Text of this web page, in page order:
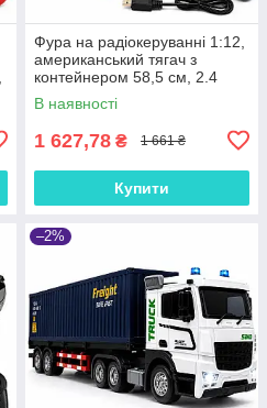
Фура на радіокеруванні 1:12,
американський тягач з
контейнером 58,5 см, 2.4
GHz, світло, звук, акумулятор
QH9006-1
В наявності
1 627,78 ₴ 1 661 ₴
Купити
–2%